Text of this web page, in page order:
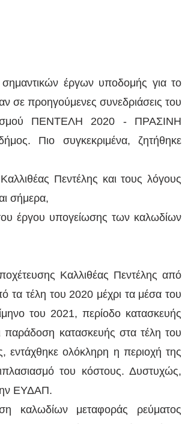
έργων υποδομής για το
προηγούμενες συνεδριάσεις του
ΠΕΝΤΕΛΗ 2020 - ΠΡΑΣΙΝΗ
Πιο συγκεκριμένα, ζητήθηκε
Πεντέλης και τους λόγους
σήμερα,
έργου υπογείωσης των καλωδίων
Καλλιθέας Πεντέλης από
τέλη του 2020 μέχρι τα μέσα του
του 2021, περίοδο κατασκευής
κατασκευής στα τέλη του
εντάχθηκε ολόκληρη η περιοχή της
του κόστους. Δυστυχώς,
ΕΥΔΑΠ.
καλωδίων μεταφοράς ρεύματος